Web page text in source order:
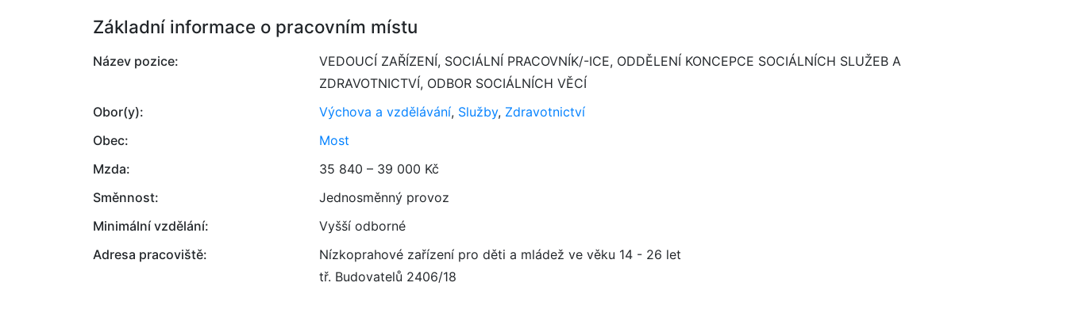
Základní informace o pracovním místu
Název pozice:
VEDOUCÍ ZAŘÍZENÍ, SOCIÁLNÍ PRACOVNÍK/-ICE, ODDĚLENÍ KONCEPCE SOCIÁLNÍCH SLUŽEB A
ZDRAVOTNICTVÍ, ODBOR SOCIÁLNÍCH VĚCÍ
Obor(y):
Výchova a vzdělávání, Služby, Zdravotnictví
Obec:
Most
Mzda:
35 840 – 39 000 Kč
Směnnost:
Jednosměnný provoz
Minimální vzdělání:
Vyšší odborné
Adresa pracoviště:
Nízkoprahové zařízení pro děti a mládež ve věku 14 - 26 let
tř. Budovatelů 2406/18